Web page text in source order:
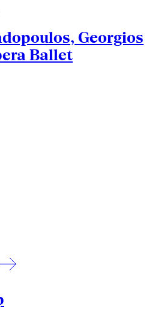
Georgios
Ballet